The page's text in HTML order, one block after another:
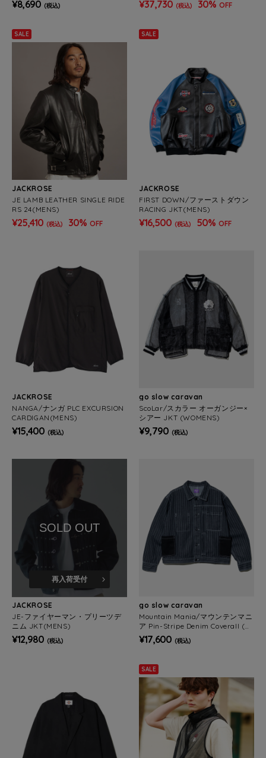
¥8,690 (税込) ¥37,730 (税込) 30% OFF
SALE
JACKROSE
JE LAMB LEATHER SINGLE RIDE
RS 24(MENS)
¥25,410 (税込) 30% OFF
SALE
JACKROSE
FIRST DOWN/ファーストダウン
RACING JKT(MENS)
¥16,500 (税込) 50% OFF
JACKROSE
NANGA/ナンガ PLC EXCURSION
CARDIGAN(MENS)
¥15,400 (税込)
go slow caravan
ScoLar/スカラー オーガンジー×
シアー JKT (WOMENS)
¥9,790 (税込)
SOLD OUT
再入荷受付
JACKROSE
JE-ファイヤーマン・プリーツデ
ニム JKT(MENS)
¥12,980 (税込)
go slow caravan
Mountain Mania/マウンテンマニ
ア Pin-Stripe Denim Coverall (M
ENS)
¥17,600 (税込)
SALE